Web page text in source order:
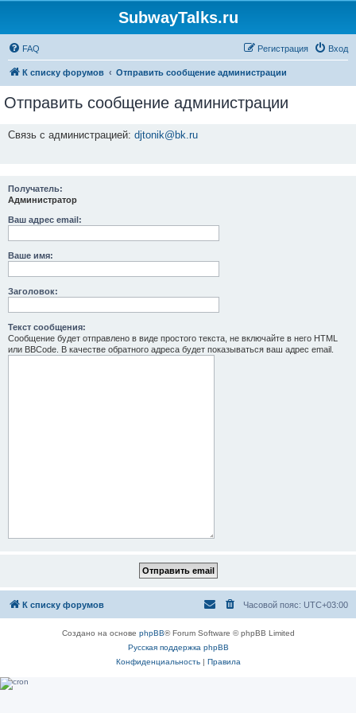
SubwayTalks.ru
FAQ Вход
Регистрация
К списку форумов Отправить сообщение администрации
Отправить сообщение администрации
Связь с администрацией: djtonik@bk.ru
Получатель:
Администратор
Ваш адрес email:
Ваше имя:
Заголовок:
Текст сообщения:
Сообщение будет отправлено в виде простого текста, не включайте в него HTML
или BBCode. В качестве обратного адреса будет показываться ваш адрес email.
К списку форумов Часовой пояс: UTC+03:00
Создано на основе phpBB® Forum Software © phpBB Limited
Русская поддержка phpBB
Конфиденциальность| Правила